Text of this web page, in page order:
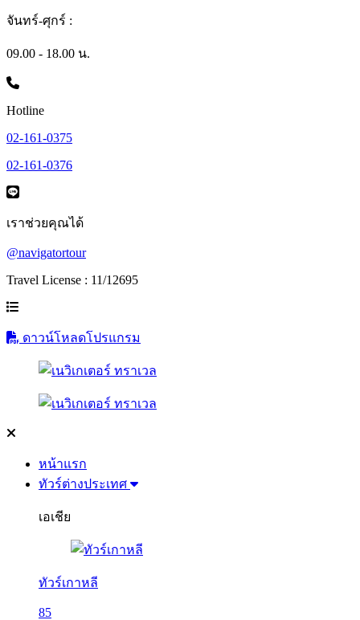
จันทร์-ศุกร์ :
09.00 - 18.00 น.
Hotline
02-161-0375
02-161-0376
เราช่วยคุณได้
@navigatortour
Travel License : 11/12695
ดาวน์โหลดโปรแกรม
หน้าแรก
ทัวร์ต่างประเทศ
เอเชีย
ทัวร์เกาหลี
85